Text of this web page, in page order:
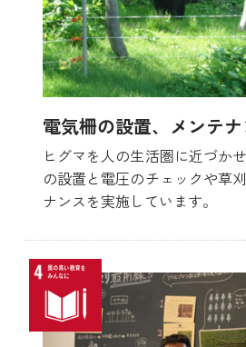
電気柵の設置、メンテ
ヒグマを人の生活圏に近づか
の設置と電圧のチェックや草
ナンスを実施しています。